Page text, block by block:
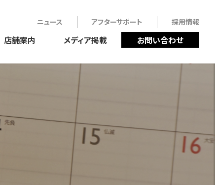
ニュース アフターサポート 採用情報
店舗案内 メディア掲載 お問い合わせ